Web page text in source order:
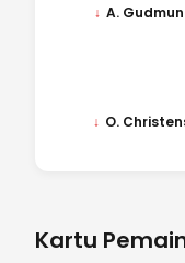
↓ A.
↓ O.
Kartu